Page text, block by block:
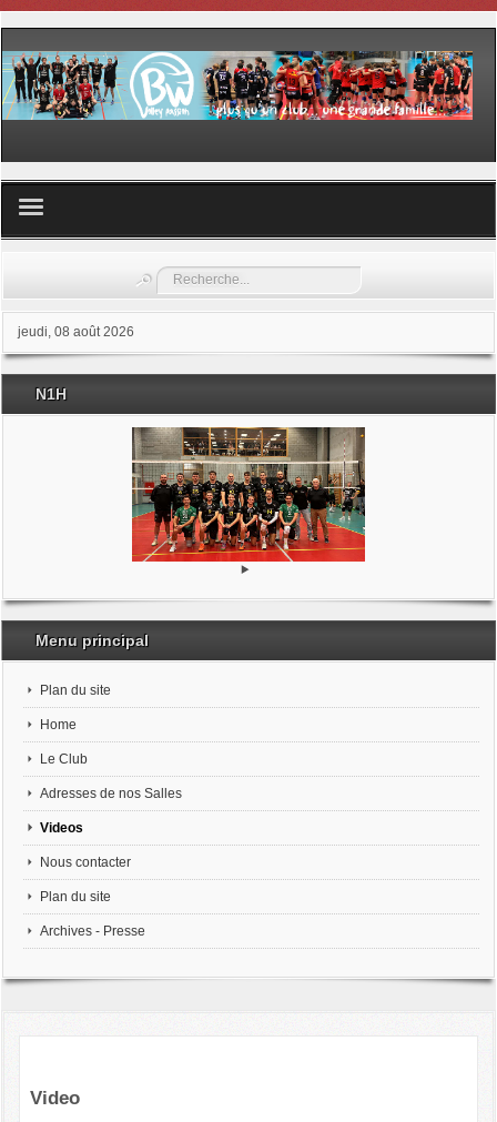
Les samedis du sport
Les stages
Documents
Rechercher
jeudi, 08 août 2026
N1H
Menu principal
Plan du site
Home
Le Club
Adresses de nos Salles
Videos
Nous contacter
Plan du site
Archives - Presse
Video